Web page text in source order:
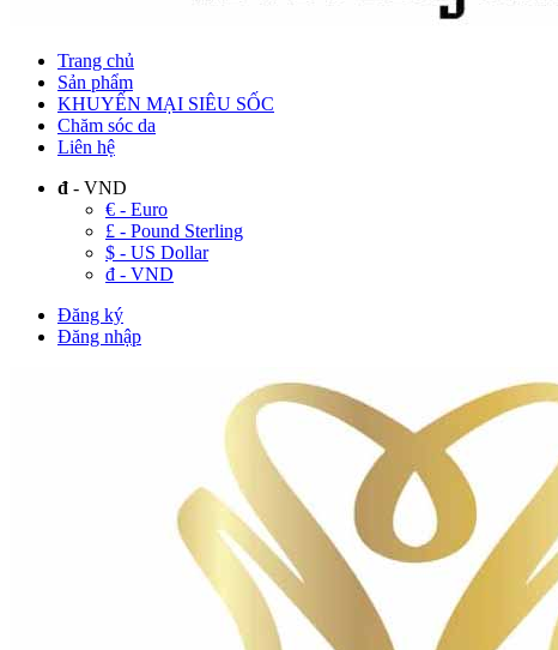
Trang chủ
Sản phẩm
KHUYẾN MẠI SIÊU SỐC
Chăm sóc da
Liên hệ
đ - VND
€ - Euro
£ - Pound Sterling
$ - US Dollar
đ - VND
Đăng ký
Đăng nhập